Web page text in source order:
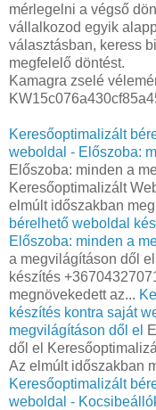
mérlegelni a végső
vállalkozod egyik
választásban, keress
megfelelő döntést.
Kamagra zselé
Keresőoptimalizált
weboldal - Előszoba:
Előszoba: minden a
Keresőoptimalizált
elmúlt időszakban
bérelhető weboldal
Előszoba: minden a
a megvilágításon dől
készítés
megnövekedett az...
készítés kontra saját
megvilágításon dől el
dől el
Az elmúlt időszakban
Keresőoptimalizált
weboldal -